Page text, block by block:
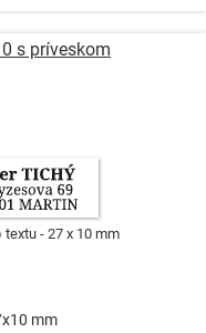
s príveskom
textu 27 x 10 mm
mm